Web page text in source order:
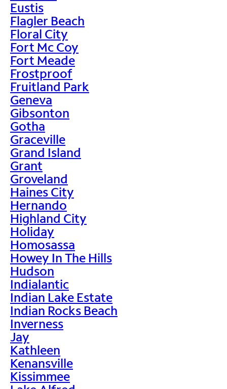
Eustis
Flagler Beach
Floral City
Fort Mc Coy
Fort Meade
Frostproof
Fruitland Park
Geneva
Gibsonton
Gotha
Graceville
Grand Island
Grant
Groveland
Haines City
Hernando
Highland City
Holiday
Homosassa
Howey In The Hills
Hudson
Indialantic
Indian Lake Estate
Indian Rocks Beach
Inverness
Jay
Kathleen
Kenansville
Kissimmee